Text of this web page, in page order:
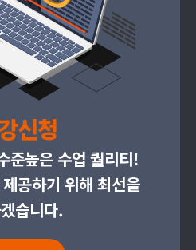
신청
준높은 수업 퀄리티!
공하기 위해 최선을
습니다.